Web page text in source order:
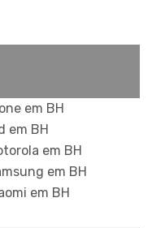
em BH
em BH
em BH
em BH
em BH